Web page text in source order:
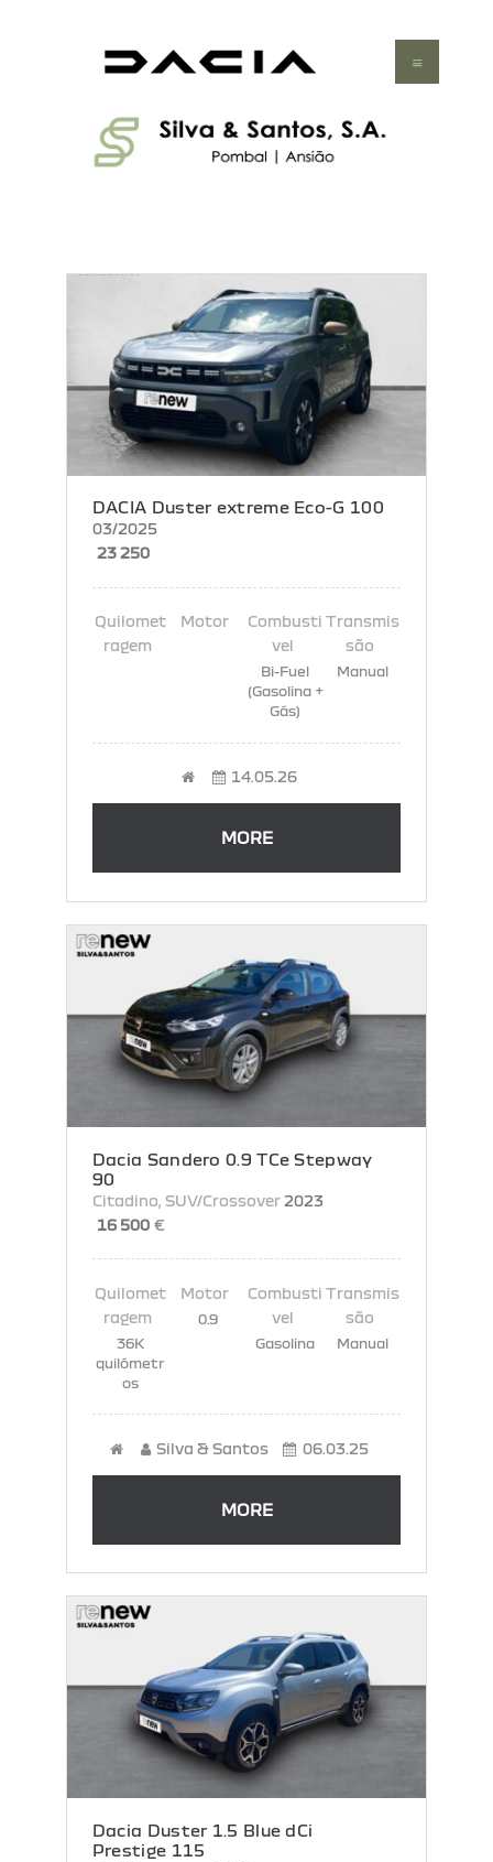
VEÍCULOS
OFERTAS
CONTACTOS
DACIA Duster extreme Eco-G 100
03/2025
23 250
Bi-Fuel
(Gasolina +
Gás)
Manual
14.05.26
MORE
Dacia Sandero 0.9 TCe Stepway
90
Citadino , SUV/Crossover 2023
16 500 €
36K
quilómetr
os
0.9
Gasolina
Manual
Silva & Santos 06.03.25
MORE
Dacia Duster 1.5 Blue dCi
Prestige 115